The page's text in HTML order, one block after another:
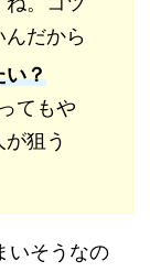
だから
い？
てもや
狙う
いそうなの